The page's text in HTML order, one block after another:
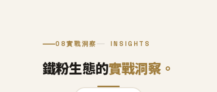
08實戰洞察 INSIGHTS
鐵粉生態的實戰洞察。